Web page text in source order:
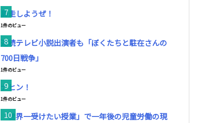
島走しようぜ！
1件のビュー
連続テレビ小説出演者も「ぼくたちと駐在さんの
700日戦争」
1件のビュー
ナヒン！
1件のビュー
「世界一受けたい授業」で一年後の児童労働の現